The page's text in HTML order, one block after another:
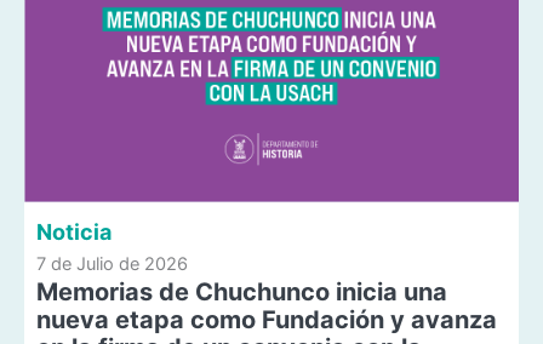
Noticia
7 de Julio de 2026
Memorias de Chuchunco inicia una
nueva etapa como Fundación y avanza